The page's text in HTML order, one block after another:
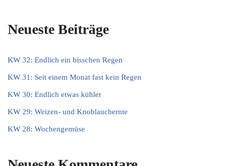
Neueste Beiträge
KW 32: Endlich ein bisschen Regen
KW 31: Seit einem Monat fast kein Regen
KW 30: Endlich etwas kühler
KW 29: Weizen- und Knoblauchernte
KW 28: Wochengemüse